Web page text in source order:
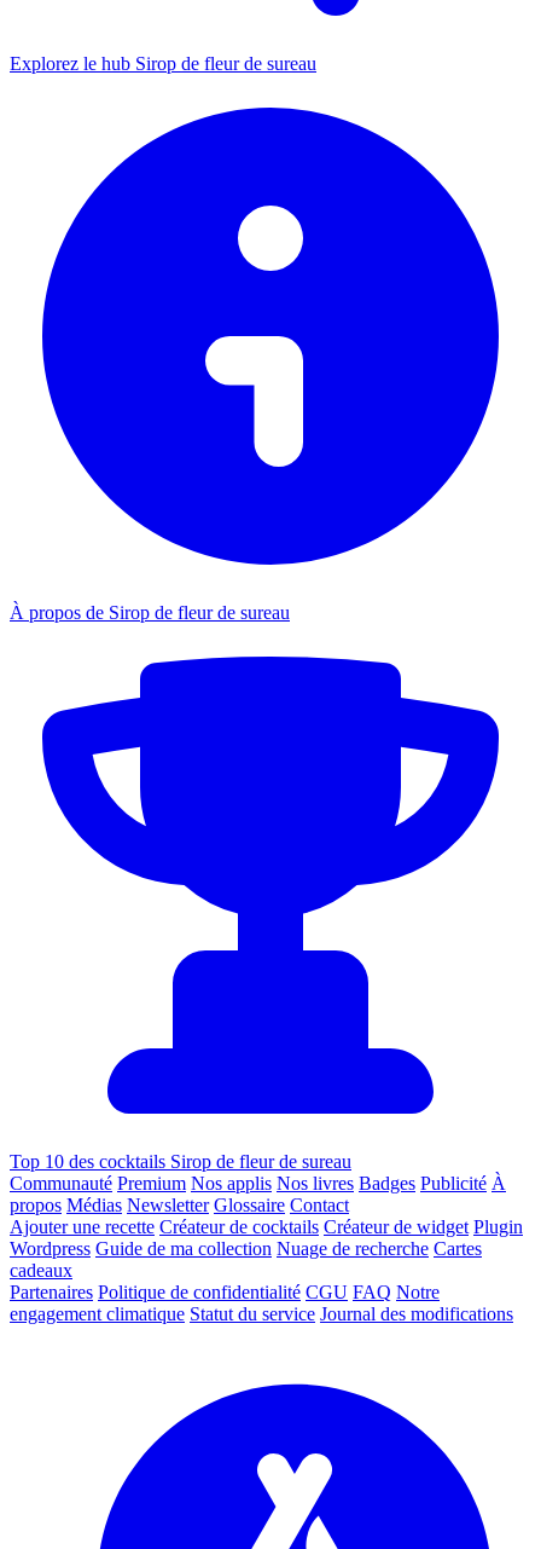
Explorez le hub Sirop de fleur de sureau
À propos de Sirop de fleur de sureau
Top 10 des cocktails Sirop de fleur de sureau
Communauté Premium Nos applis Nos livres Badges Publicité À
propos Médias Newsletter Glossaire Contact
Ajouter une recette Créateur de cocktails Créateur de widget Plugin
Wordpress Guide de ma collection Nuage de recherche Cartes
cadeaux
Partenaires Politique de confidentialité CGU FAQ Notre
engagement climatique Statut du service Journal des modifications